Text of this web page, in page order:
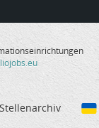
Stellenarchiv